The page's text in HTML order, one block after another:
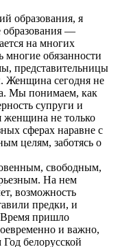
образования, я
образования —
на многих
многие обязанности
представительницы
Женщина сегодня не
Мы понимаем, как
супруги и
женщина не только
сферах наравне с
целям, заботясь о
свободным,
На нем
возможность
предки, и
Время пришло
и важно,
белорусской